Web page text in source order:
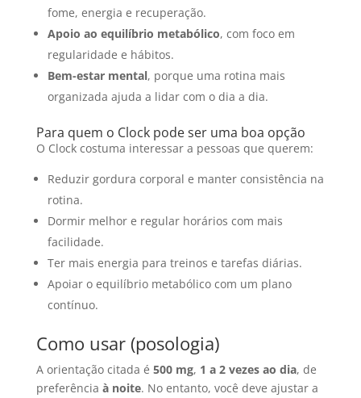
fome, energia e recuperação.
Apoio ao equilíbrio metabólico, com foco em
regularidade e hábitos.
Bem-estar mental, porque uma rotina mais
organizada ajuda a lidar com o dia a dia.
Para quem o Clock pode ser uma boa opção
O Clock costuma interessar a pessoas que querem:
Reduzir gordura corporal e manter consistência na
rotina.
Dormir melhor e regular horários com mais
facilidade.
Ter mais energia para treinos e tarefas diárias.
Apoiar o equilíbrio metabólico com um plano
contínuo.
Como usar (posologia)
A orientação citada é 500 mg, 1 a 2 vezes ao dia, de
preferência à noite. No entanto, você deve ajustar a